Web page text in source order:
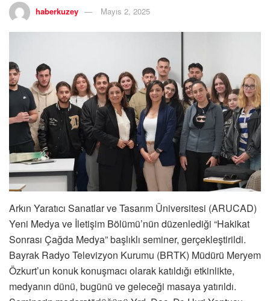
haberkuzey Mayıs 2, 2025
Arkın Yaratıcı Sanatlar ve Tasarım Üniversitesi (ARUCAD)
Yeni Medya ve İletişim Bölümü’nün düzenlediği “Hakikat
Sonrası Çağda Medya” başlıklı seminer, gerçekleştirildi.
Bayrak Radyo Televizyon Kurumu (BRTK) Müdürü Meryem
Özkurt’un konuk konuşmacı olarak katıldığı etkinlikte,
medyanın dünü, bugünü ve geleceği masaya yatırıldı.